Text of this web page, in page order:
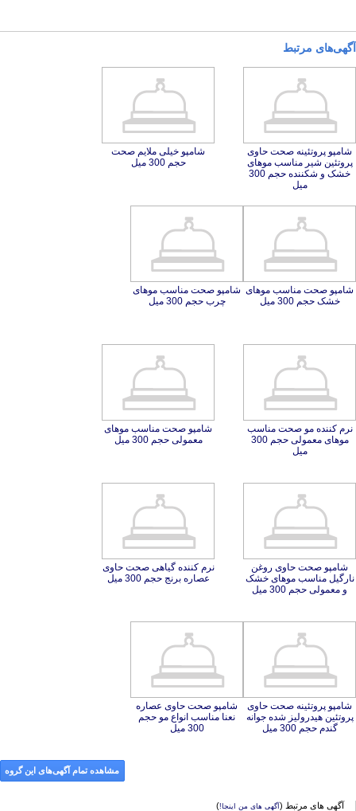
آگهی‌های مرتبط
شامپو پروتئینه صحت حاوی
پروتئین شیر مناسب موهای
خشک و شکننده حجم 300
میل
شامپو خیلی ملايم صحت
حجم 300 میل
شامپو صحت مناسب موهای
خشک حجم 300 میل
شامپو صحت مناسب موهای
چرب حجم 300 میل
نرم کننده مو صحت مناسب
موهای معمولی حجم 300
میل
شامپو صحت مناسب موهای
معمولی حجم 300 میل
شامپو صحت حاوی روغن
نارگیل مناسب موهای خشک
و معمولی حجم 300 میل
نرم کننده گیاهی صحت حاوی
عصاره برنج حجم 300 میل
شامپو پروتئینه صحت حاوی
پروتئین هیدرولیز شده جوانه
گندم حجم 300 میل
شامپو صحت حاوی عصاره
نعنا مناسب انواع مو حجم
300 میل
مشاهده تمام آگهی‌های این گروه
آگهی های مرتبط (آگهی های من اینجا!)